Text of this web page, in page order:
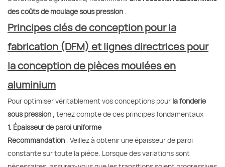
des coûts de moulage sous pression .
Principes clés de conception pour la
fabrication (DFM) et lignes directrices pour
la conception de pièces moulées en
aluminium
Pour optimiser véritablement vos conceptions pour la fonderie
sous pression, tenez compte de ces principes fondamentaux :
1. Épaisseur de paroi uniforme
Recommandation : Veillez à obtenir une épaisseur de paroi
constante sur toute la pièce. Lorsque des variations sont